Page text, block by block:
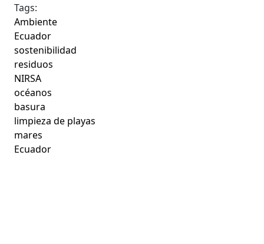
Tags:
Ambiente
Ecuador
sostenibilidad
residuos
NIRSA
océanos
basura
limpieza de playas
mares
Ecuador